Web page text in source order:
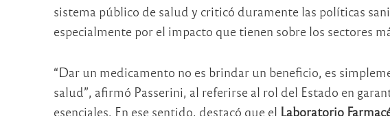
sistema público de salud y criticó duramente las políticas
especialmente por el impacto que tienen sobre los sectores
“Dar un medicamento no es brindar un beneficio, es
salud”, afirmó Passerini, al referirse al rol del Estado en
esenciales. En ese sentido, destacó que el Laboratorio